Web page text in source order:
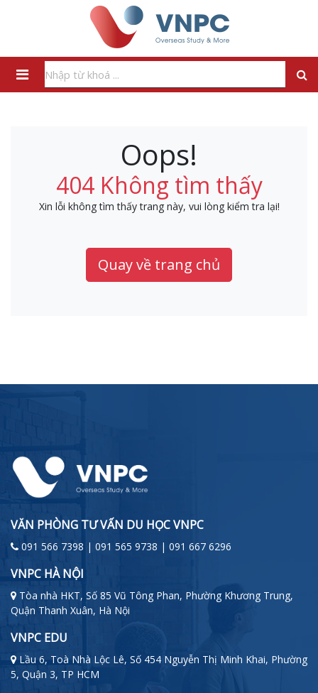
Oops!
404 Không tìm thấy
Xin lỗi không tìm thấy trang này, vui lòng kiểm tra lại!
Quay về trang chủ
VĂN PHÒNG TƯ VẤN DU HỌC VNPC
091 566 7398 | 091 565 9738 | 091 667 6296
VNPC HÀ NỘI
Tòa nhà HKT, Số 85 Vũ Tông Phan, Phường Khương Trung,
Quận Thanh Xuân, Hà Nội
VNPC EDU
Lầu 6, Toà Nhà Lộc Lê, Số 454 Nguyễn Thị Minh Khai, Phường
5, Quận 3, TP HCM